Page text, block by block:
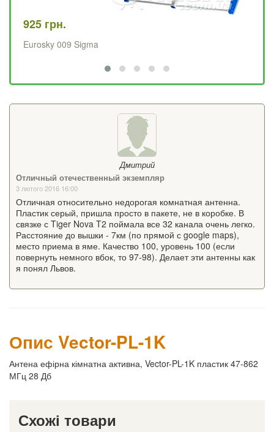
925 грн.
Eurosky 009 Sigma
Дмитрий
Отличный отечественный экземпляр
3 лютого 2016 16:00
Отличная относительно недорогая комнатная антенна.
Пластик серый, пришла просто в пакете, не в коробке. В
связке с Tiger Nova T2 поймала все 32 канала очень легко.
Расстояние до вышки - 7км (по прямой с google maps),
место приема в яме. Качество 100, уровень 100 (если
повернуть немного вбок, то 97-98). Делает эти антенны как
я понял Львов.
Опис Vector-PL-1K
Антена ефірна кімнатна активна, Vector-PL-1K пластик 47-862
МГц 28 Дб
Схожі товари